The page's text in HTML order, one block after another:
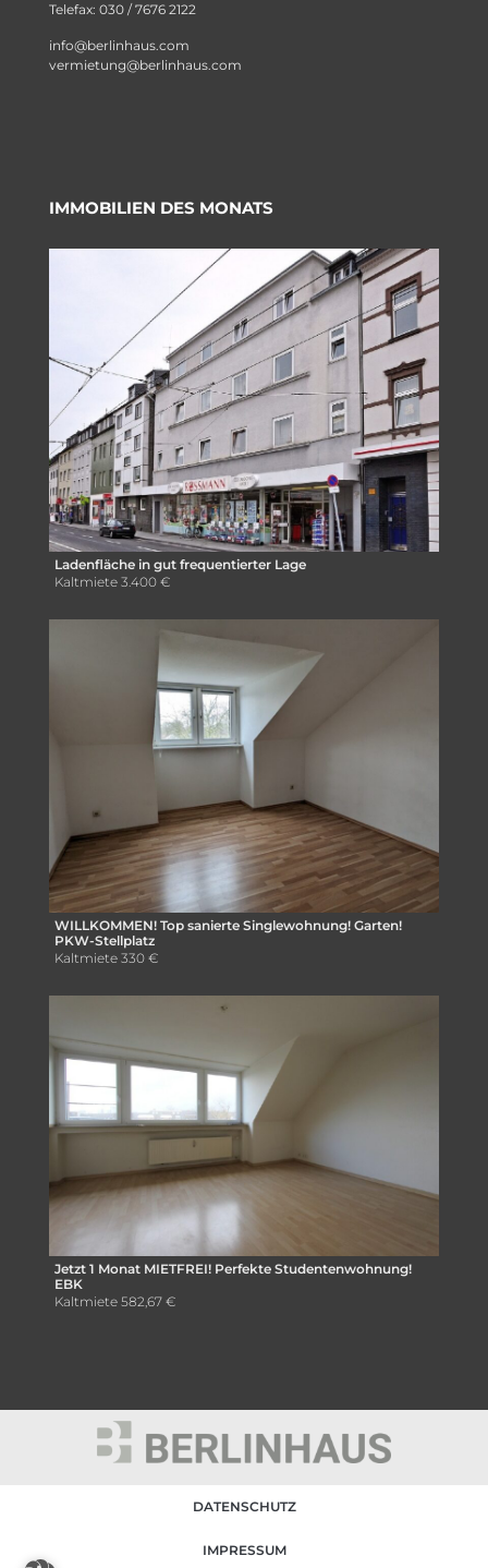
Telefax: 030 / 7676 2122
info@berlinhaus.com
vermietung@berlinhaus.com
IMMOBILIEN DES MONATS
Ladenfläche in gut frequentierter Lage
Kaltmiete 3.400 €
WILLKOMMEN! Top sanierte Singlewohnung! Garten!
PKW-Stellplatz
Kaltmiete 330 €
Jetzt 1 Monat MIETFREI! Perfekte Studentenwohnung!
EBK
Kaltmiete 582,67 €
DATENSCHUTZ
IMPRESSUM